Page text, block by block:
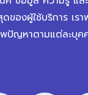
ของผู้ใช้บริการ เร
พปัญหาตามแต่ละบุ